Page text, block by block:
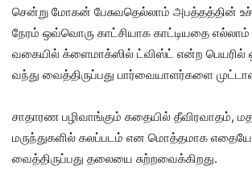
சென்று மோகன் பேசுவதெல்லாம் அபத்தத்தின்
நேரம் ஒவ்வொரு காட்சியாக காட்டியதை எல்லாம்
வகையில் க்ளைமாக்ஸில் ட்விஸ்ட் என்ற
வந்து வைத்திருப்பது பார்வையாளர்களை
சாதாரண பழிவாங்கும் கதையில் தீவிரவாதம்,
மருந்துகளில் கலப்படம் என மொத்தமாக
வைத்திருப்பது தலையை சுற்றவைக்கிறது.